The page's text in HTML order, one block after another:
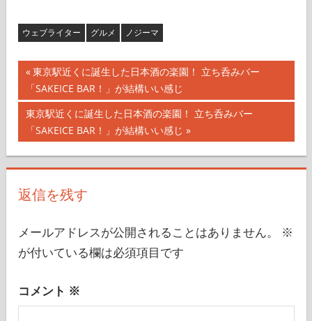
投
稿
ナ
ビ
ゲ
ー
シ
ン
前
の
記
事:
東京駅近くに誕生した日本酒の楽園！ 立ち呑みバー
「SAKEICE BAR！」が結構いい感じ
次
の
記
東京駅近くに誕生した日本酒の楽園！ 立ち呑みバー
「SAKEICE BAR！」が結構いい感じ
返信を残す
メールアドレスが公開されることはありません。
コメント※